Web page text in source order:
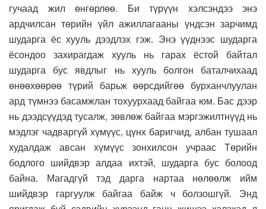
гучаад жил өнгөрлөө. Би түрүүн хэлсэндээ энэ
ардчилсан төрийн үйл ажиллагааны үндсэн зарчимд
шударга ёс хууль дээдлэх гэж. Энэ үүднээс шударга
ёсондоо захирагдаж хууль нь гарах ёстой байтал
шударга бус явдлыг нь хууль болгон баталчихаад
өнөөхөөрөө түрий барьж өөрсдийгөө бурханчлуулан
ард түмнээ басамжлан тохуурхаад байгаа юм. Бас дээр
нь дээдсүүдэд тусалж, зөвлөж байгаа мэргэжилтнүүд нь
мэдлэг чадваргүй хүмүүс, цүнх баригчид, албан тушаал
худалдаж авсан хүмүүс зонхилсон учраас Төрийн
бодлого шийдвэр алдаа ихтэй, шударга бус болоод
байна. Магадгүй тэд дарга нартаа нөлөөлж ийм
шийдвэр гаргуулж байгаа байж ч болзошгүй. Энд